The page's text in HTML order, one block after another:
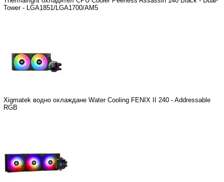
Tower - LGA1851/LGA1700/AM5
Xigmatek водно охлаждане Water Cooling FENIX II 240 - Addressable
RGB